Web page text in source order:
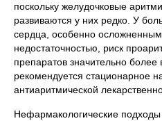
поскольку желудочковые
развиваются у них редко. У
сердца, особенно
недостаточностью, риск
препаратов значительно
рекомендуется стационарное
антиаритмической
Нефармакологические